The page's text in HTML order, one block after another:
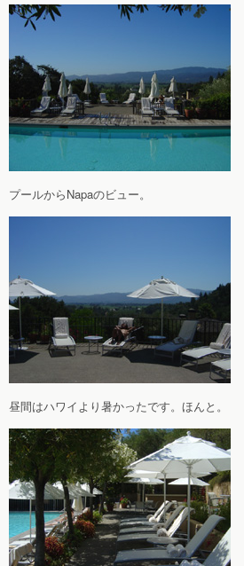
プールからNapaのビュー。
昼間はハワイより暑かったです。ほんと。